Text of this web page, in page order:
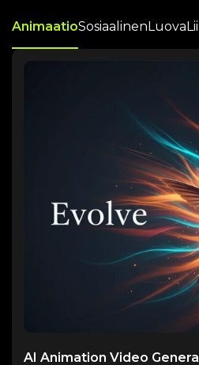
AnimaatioSosiaalinenLuova
AI Animation Video